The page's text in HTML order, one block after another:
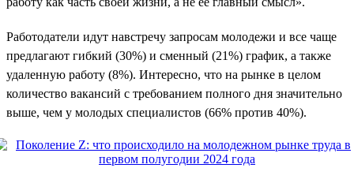
Работодатели идут навстречу запросам молодежи и все чаще
предлагают гибкий (30%) и сменный (21%) график, а также
удаленную работу (8%). Интересно, что на рынке в целом
количество вакансий с требованием полного дня значительно
выше, чем у молодых специалистов (66% против 40%).